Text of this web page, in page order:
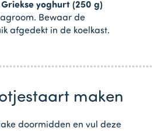
Griekse yoghurt (250 g)
Bewaar de
afgedekt in de koelkast.
maken
doormidden en vul deze